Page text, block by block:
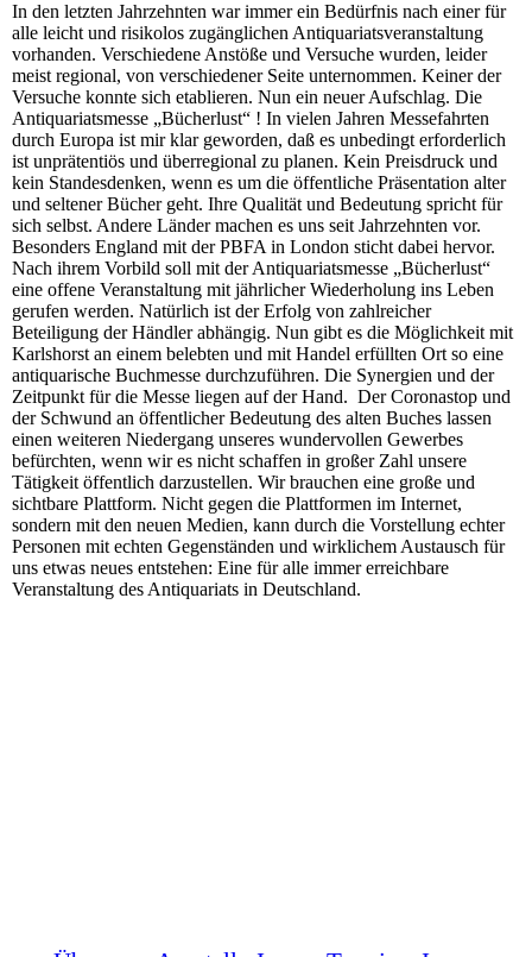
In den letzten Jahrzehnten war immer ein Bedürfnis nach einer für
alle leicht und risikolos zugänglichen Antiquariatsveranstaltung
vorhanden. Verschiedene Anstöße und Versuche wurden, leider
meist regional, von verschiedener Seite unternommen. Keiner der
Versuche konnte sich etablieren. Nun ein neuer Aufschlag. Die
Antiquariatsmesse „Bücherlust“ ! In vielen Jahren Messefahrten
durch Europa ist mir klar geworden, daß es unbedingt erforderlich
ist unprätentiös und überregional zu planen. Kein Preisdruck und
kein Standesdenken, wenn es um die öffentliche Präsentation alter
und seltener Bücher geht. Ihre Qualität und Bedeutung spricht für
sich selbst. Andere Länder machen es uns seit Jahrzehnten vor.
Besonders England mit der PBFA in London sticht dabei hervor.
Nach ihrem Vorbild soll mit der Antiquariatsmesse „Bücherlust“
eine offene Veranstaltung mit jährlicher Wiederholung ins Leben
gerufen werden. Natürlich ist der Erfolg von zahlreicher
Beteiligung der Händler abhängig. Nun gibt es die Möglichkeit mit
Karlshorst an einem belebten und mit Handel erfüllten Ort so eine
antiquarische Buchmesse durchzuführen. Die Synergien und der
Zeitpunkt für die Messe liegen auf der Hand. Der Coronastop und
der Schwund an öffentlicher Bedeutung des alten Buches lassen
einen weiteren Niedergang unseres wundervollen Gewerbes
befürchten, wenn wir es nicht schaffen in großer Zahl unsere
Tätigkeit öffentlich darzustellen. Wir brauchen eine große und
sichtbare Plattform. Nicht gegen die Plattformen im Internet,
sondern mit den neuen Medien, kann durch die Vorstellung echter
Personen mit echten Gegenständen und wirklichem Austausch für
uns etwas neues entstehen: Eine für alle immer erreichbare
Veranstaltung des Antiquariats in Deutschland.